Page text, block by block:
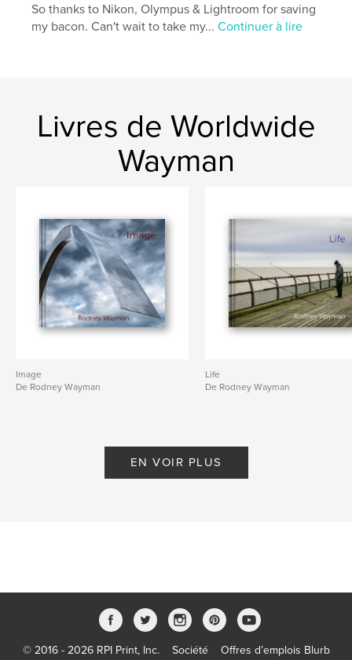
Format choisi:Grand format paysage, 33×28 cm
# de pages:200
seascape , landscape , views
So thanks to Nikon, Olympus & Lightroom for saving
my bacon. Can't wait to take my...Continuer à lire
Livres de Worldwide
Wayman
Image
De Rodney Wayman
Life
De Rodney Wayman
EN VOIR PLUS
© 2016 - 2026 RPI Print, Inc. Société Offres d’emplois Blurb